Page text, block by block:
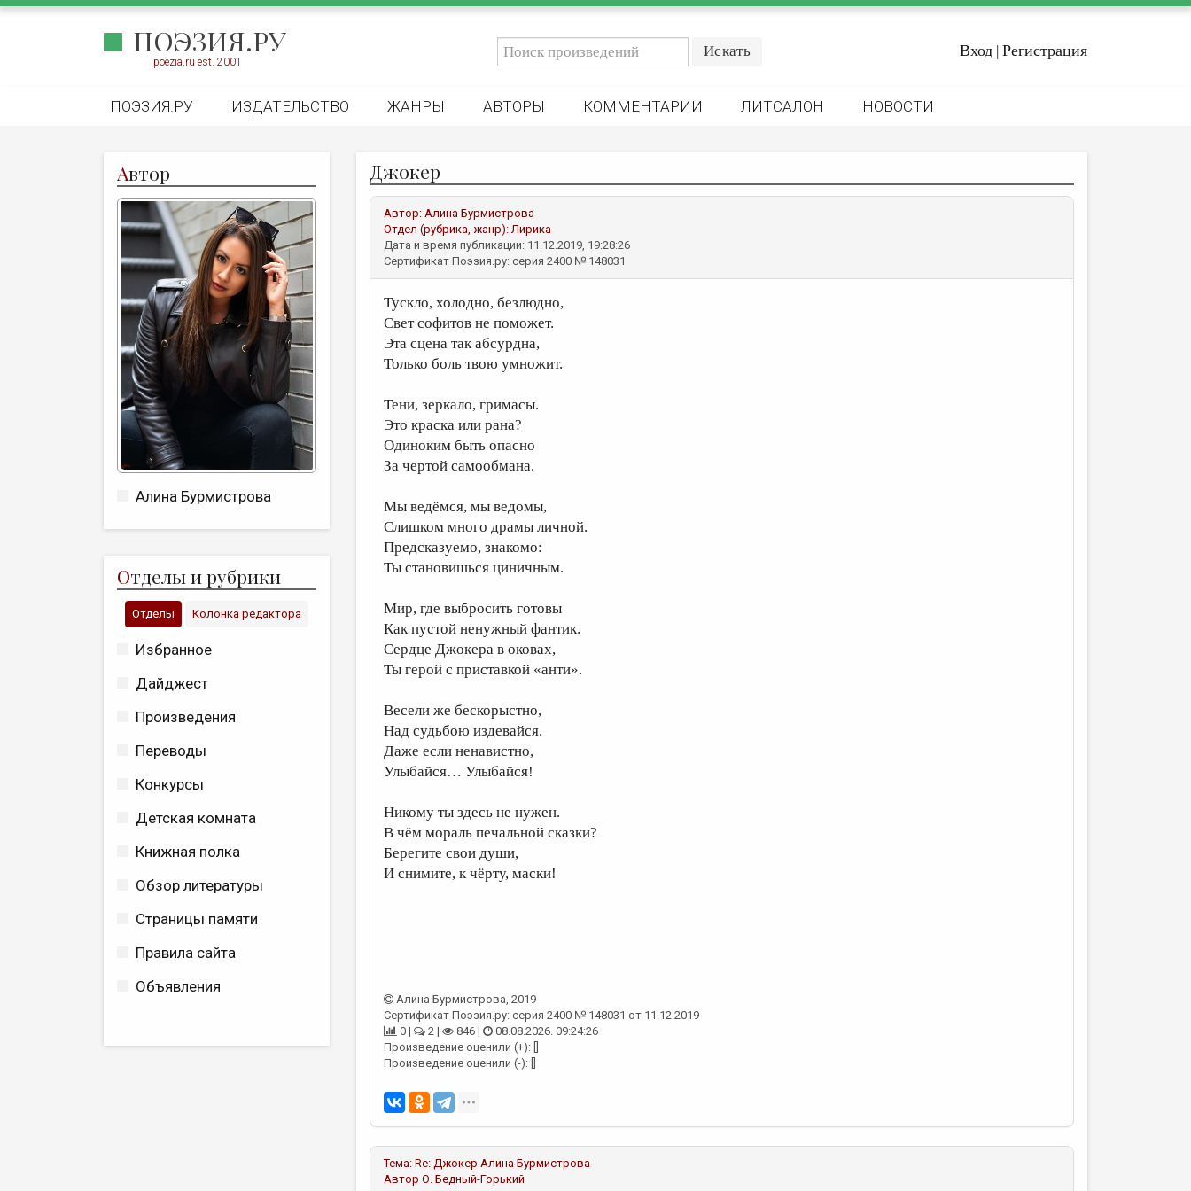
ПОЭЗИЯ.РУ
poezia.ru est. 2001
Вход | Регистрация
ПОЭЗИЯ.РУ ИЗДАТЕЛЬСТВО ЖАНРЫ АВТОРЫ КОММЕНТАРИИ ЛИТСАЛОН НОВОСТИ
Автор
Алина Бурмистрова
Отделы и рубрики
Отделы Колонка редактора
Избранное
Дайджест
Произведения
Переводы
Конкурсы
Детская комната
Книжная полка
Обзор литературы
Страницы памяти
Правила сайта
Объявления
Джокер
Автор: Алина Бурмистрова
Отдел (рубрика, жанр):Лирика
Дата и время публикации: 11.12.2019, 19:28:26
Сертификат Поэзия.ру: серия 2400 № 148031
Тускло, холодно, безлюдно,
Свет софитов не поможет.
Эта сцена так абсурдна,
Только боль твою умножит.
Тени, зеркало, гримасы.
Это краска или рана?
Одиноким быть опасно
За чертой самообмана.
Мы ведёмся, мы ведомы,
Слишком много драмы личной.
Предсказуемо, знакомо:
Ты становишься циничным.
Мир, где выбросить готовы
Как пустой ненужный фантик.
Сердце Джокера в оковах,
Ты герой с приставкой «анти».
Весели же бескорыстно,
Над судьбою издевайся.
Даже если ненавистно,
Улыбайся… Улыбайся!
Никому ты здесь не нужен.
В чём мораль печальной сказки?
Берегите свои души,
И снимите, к чёрту, маски!
Алина Бурмистрова, 2019
Сертификат Поэзия.ру: серия 2400 № 148031 от 11.12.2019
0 |
2 | 846 |
08.08.2026. 09:24:26
Произведение оценили (+): []
Произведение оценили (-): []
Тема: Re: Джокер Алина Бурмистрова
Автор О. Бедный-Горький